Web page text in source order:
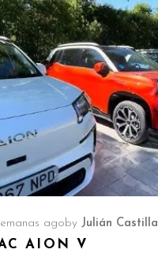
ago by Julián Castilla
AION V